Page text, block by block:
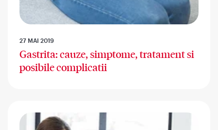
27 MAI 2019
Gastrita: cauze, simptome, tratament si
posibile complicatii